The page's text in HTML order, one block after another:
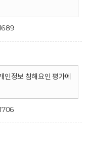
인정보 침해요인 평가에